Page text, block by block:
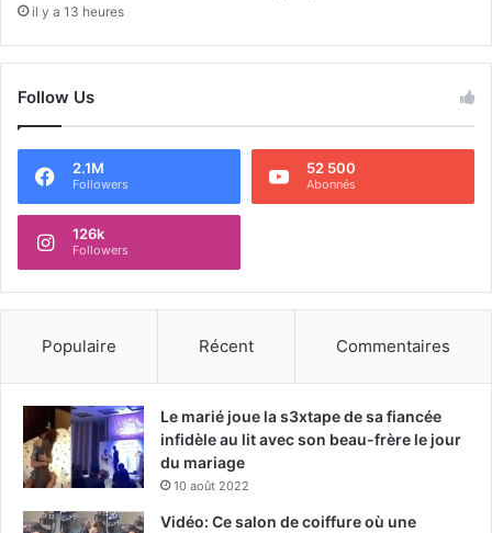
il y a 13 heures
Follow Us
2.1M
Followers
52 500
Abonnés
126k
Followers
Populaire Récent Commentaires
Le marié joue la s3xtape de sa fiancée
infidèle au lit avec son beau-frère le jour
du mariage
10 août 2022
Vidéo: Ce salon de coiffure où une